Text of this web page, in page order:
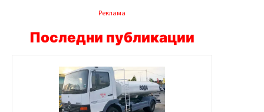
Реклама
Последни публикации